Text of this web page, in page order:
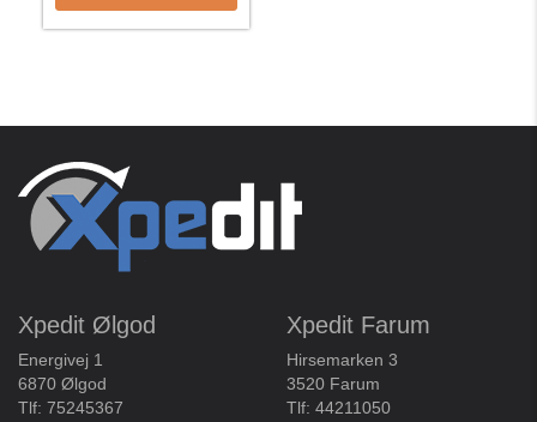
Xpedit Ølgod
Energivej 1
6870 Ølgod
Tlf: 75245367
Xpedit Farum
Hirsemarken 3
3520 Farum
Tlf: 44211050